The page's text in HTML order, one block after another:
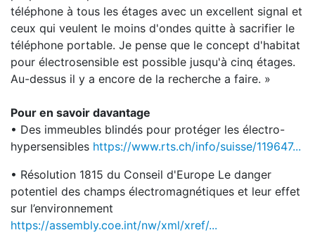
téléphone à tous les étages avec un excellent signal et
ceux qui veulent le moins d'ondes quitte à sacrifier le
téléphone portable. Je pense que le concept d'habitat
pour électrosensible est possible jusqu'à cinq étages.
Au-dessus il y a encore de la recherche a faire. »
Pour en savoir davantage
• Des immeubles blindés pour protéger les électro-
hypersensibles https://www.rts.ch/info/suisse/119647...
• Résolution 1815 du Conseil d'Europe Le danger
potentiel des champs électromagnétiques et leur effet
sur l’environnement
https://assembly.coe.int/nw/xml/xref/...